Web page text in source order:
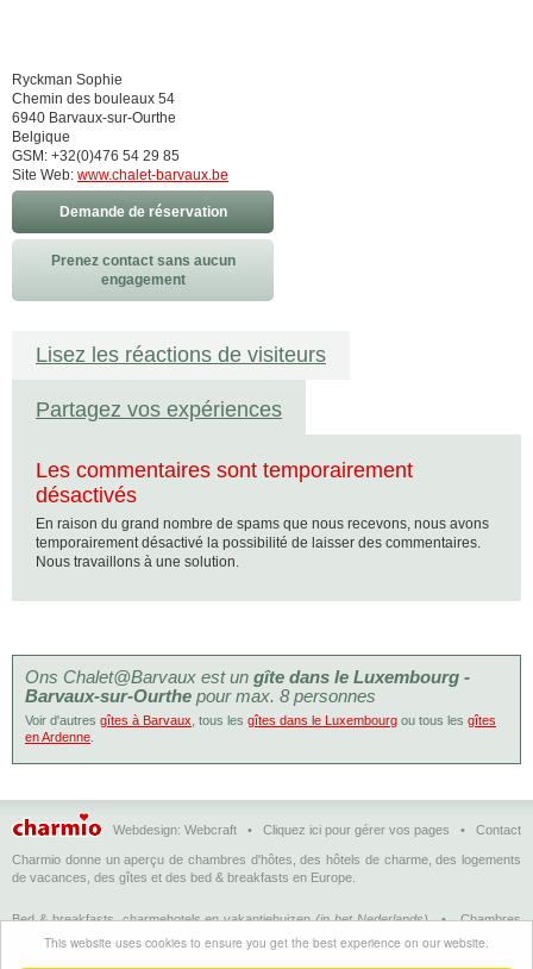
This website uses cookies to ensure you get the best experience on our website.
Ryckman Sophie
Chemin des bouleaux 54
6940 Barvaux-sur-Ourthe
Belgique
GSM: +32(0)476 54 29 85
Site Web: www.chalet-barvaux.be
Demande de réservation
Prenez contact sans aucun
engagement
Lisez les réactions de visiteurs
Partagez vos expériences
Les commentaires sont temporairement
désactivés
En raison du grand nombre de spams que nous recevons, nous avons
temporairement désactivé la possibilité de laisser des commentaires.
Nous travaillons à une solution.
Ons Chalet@Barvaux est un gîte dans le Luxembourg -
Barvaux-sur-Ourthe pour max. 8 personnes
Voir d'autres gîtes à Barvaux , tous les gîtes dans le Luxembourg ou tous les gîtes
en Ardenne
Webdesign: Webcraft • Cliquez ici pour gérer vos pages • Contact
Charmio donne un aperçu de chambres d'hôtes, des hôtels de charme, des logements
de vacances, des gîtes et des bed & breakfasts en Europe.
Bed & breakfasts, charmehotels en vakantiehuizen (in het Nederlands)•Chambres
d'hôtes, hôtels de charme et logements de vacances
(en français) •
breakfasts, charming hotels and holiday accommodations